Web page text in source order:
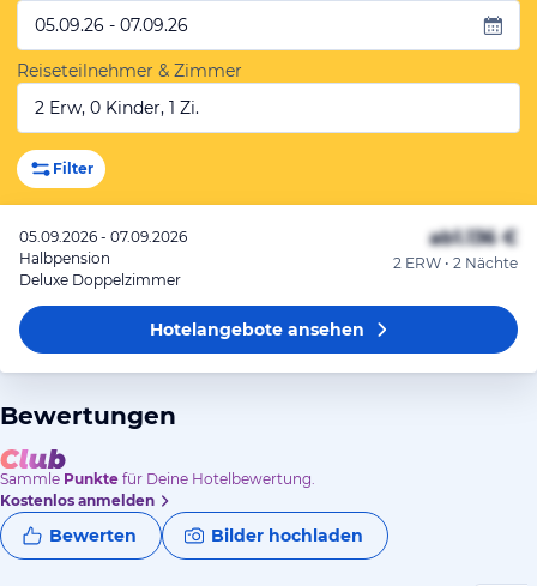
05.09.26 - 07.09.26
Reiseteilnehmer & Zimmer
2 Erw, 0 Kinder, 1 Zi.
Filter
05.09.2026 - 07.09.2026
Halbpension
Deluxe Doppelzimmer
ab1.136 €
2 ERW • 2 Nächte
Hotelangeboteansehen
Bewertungen
Sammle Punkte für Deine Hotelbewertung.
Kostenlos anmelden
Bewerten Bilder hochladen